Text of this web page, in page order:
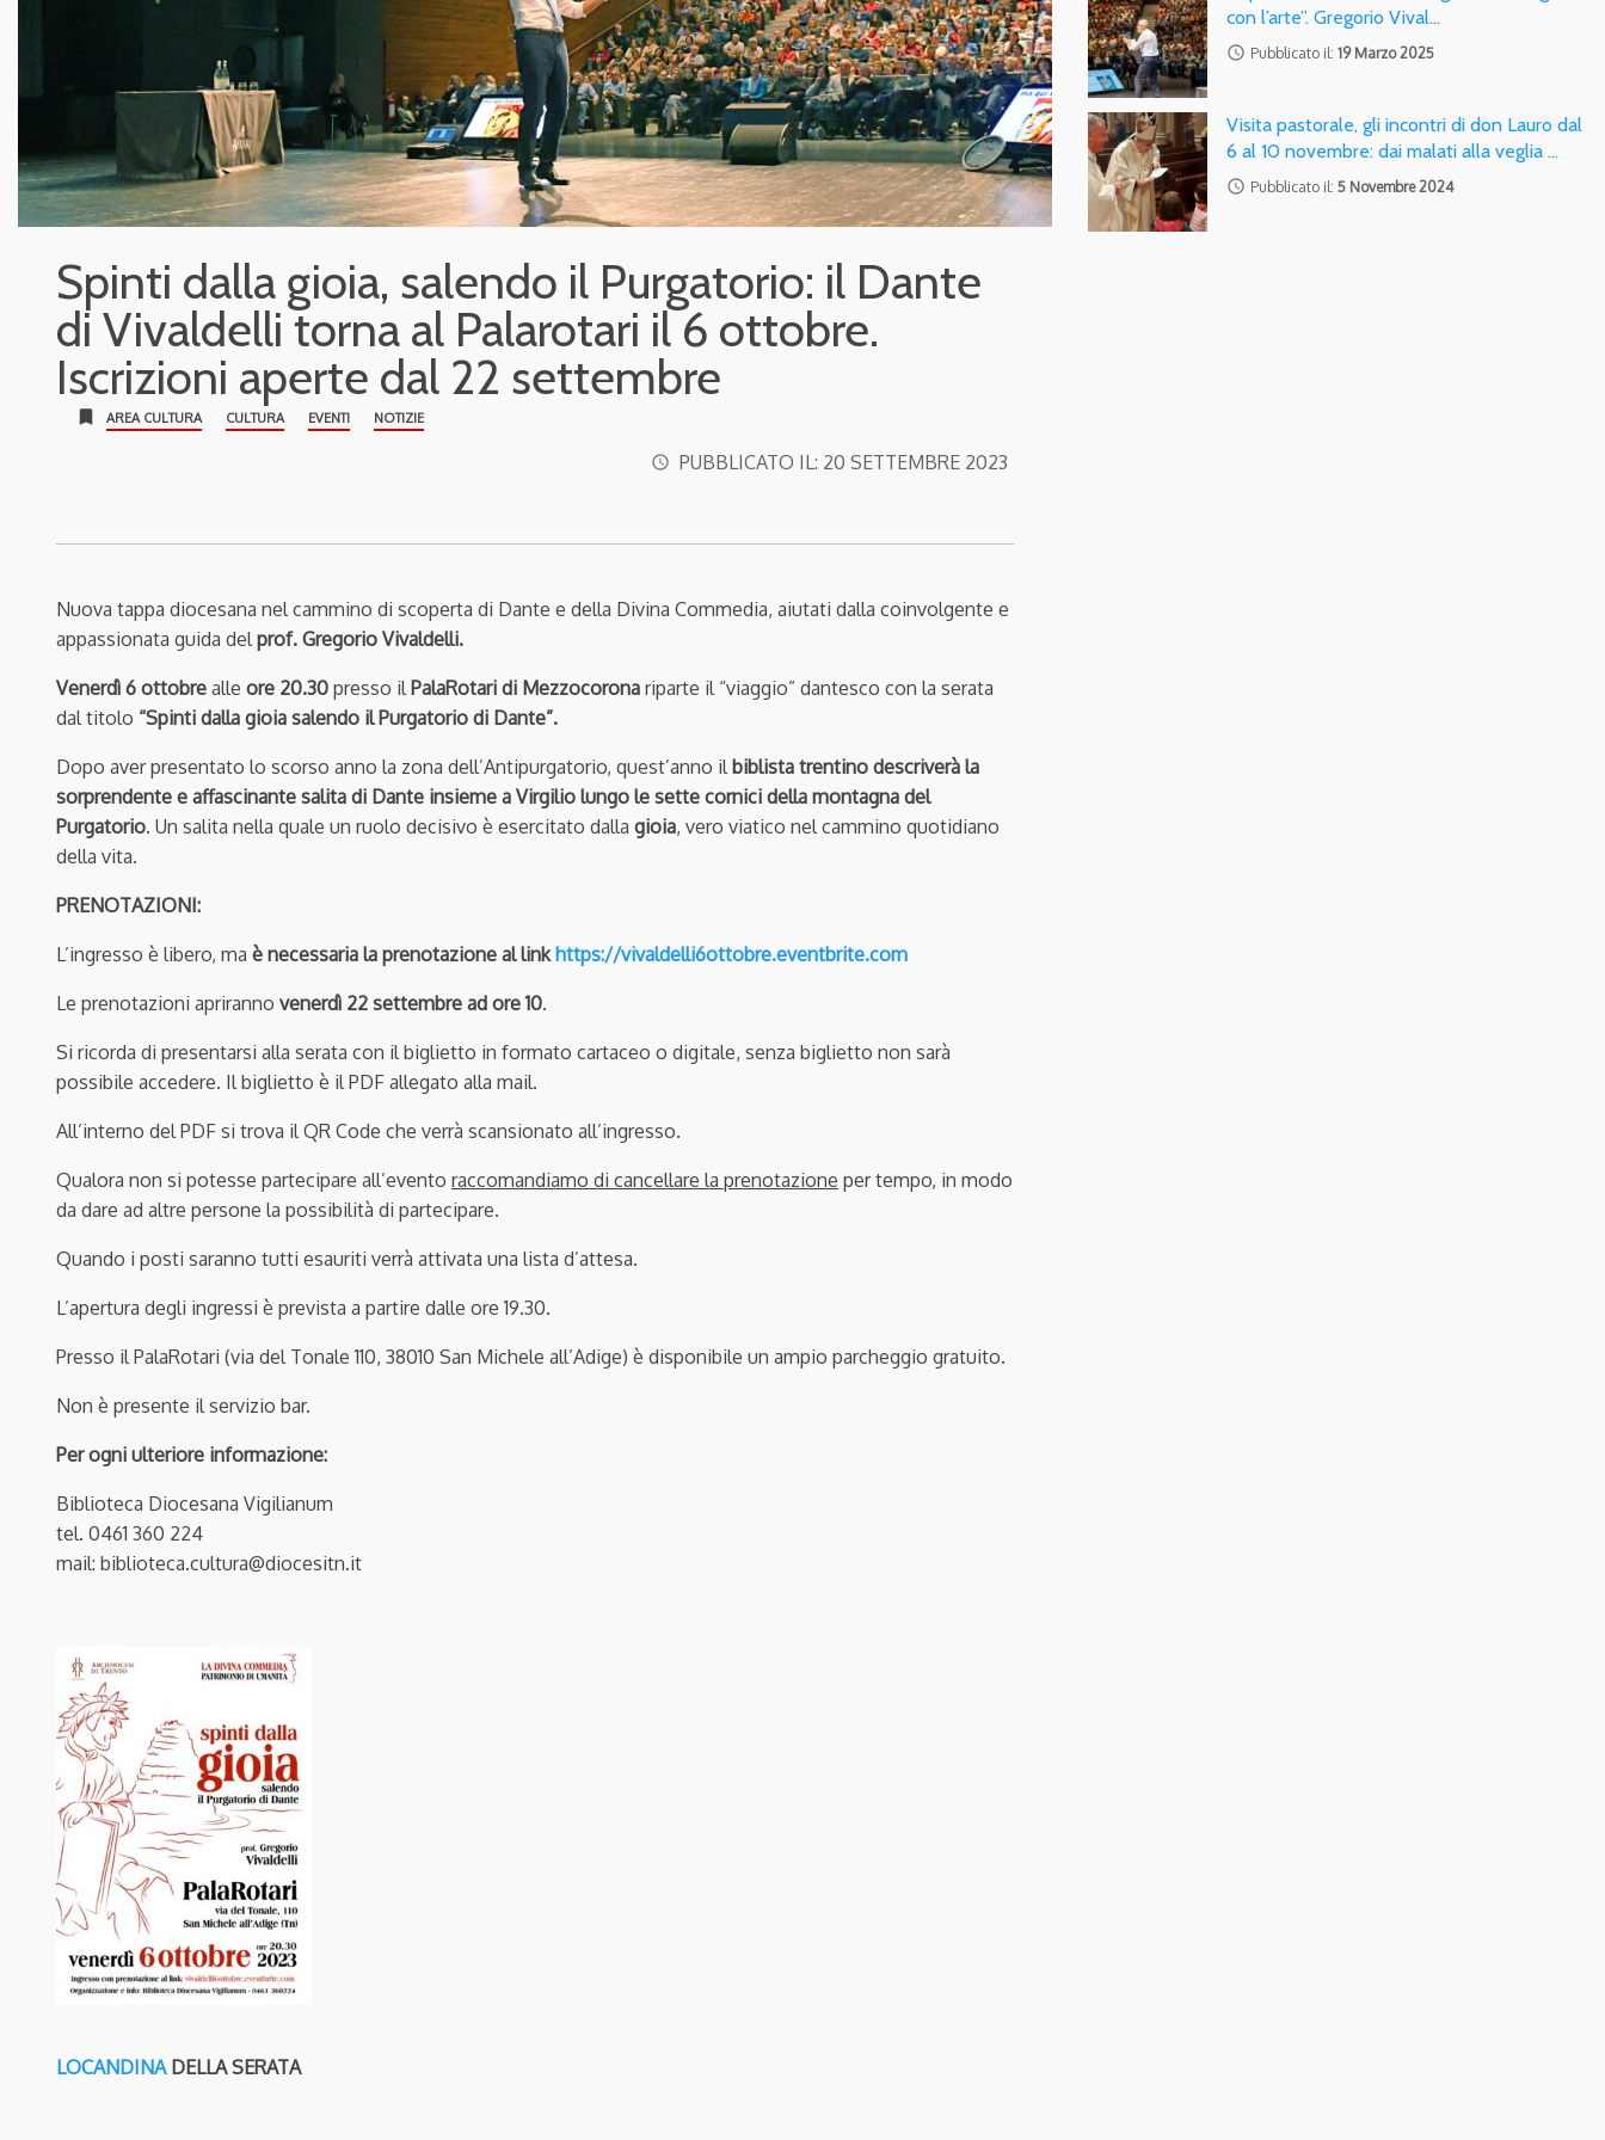
Spinti dalla gioia, salendo il Purgatorio: il Dante
di Vivaldelli torna al Palarotari il 6 ottobre.
Iscrizioni aperte dal 22 settembre
bookmark AREA CULTURA CULTURA EVENTI NOTIZIE
access_time PUBBLICATO IL: 20 SETTEMBRE 2023
Nuova tappa diocesana nel cammino di scoperta di Dante e della Divina Commedia, aiutati dalla coinvolgente e
appassionata guida delprof. Gregorio Vivaldelli.
Venerdì 6 ottobre alle ore 20.30 presso il PalaRotari di Mezzocorona riparte il “viaggio” dantesco con la serata
dal titolo “Spinti dalla gioia salendo il Purgatorio di Dante”.
Dopo aver presentato lo scorso anno la zona dell’Antipurgatorio, quest’anno il biblista trentino descriverà la
sorprendente e affascinante salita di Dante insieme a Virgilio lungo le sette cornici della montagna del
Purgatorio. Un salita nella quale un ruolo decisivo è esercitato dalla gioia, vero viatico nel cammino quotidiano
della vita.
PRENOTAZIONI:
L’ingresso è libero, ma è necessaria la prenotazione al link https://vivaldelli6ottobre.eventbrite.com
Le prenotazioni apriranno venerdì 22 settembre ad ore 10.
Si ricorda di presentarsi alla serata con il biglietto in formato cartaceo o digitale, senza biglietto non sarà
possibile accedere. Il biglietto è il PDF allegato alla mail.
All’interno del PDF si trova il QR Code che verrà scansionato all’ingresso.
Qualora non si potesse partecipare all’evento raccomandiamo di cancellare la prenotazione per tempo, in modo
da dare ad altre persone la possibilità di partecipare.
Quando i posti saranno tutti esauriti verrà attivata una lista d’attesa.
L’apertura degli ingressi è prevista a partire dalle ore 19.30.
Presso il PalaRotari (via del Tonale 110, 38010 San Michele all’Adige) è disponibile un ampio parcheggio gratuito.
Non è presente il servizio bar.
Per ogni ulteriore informazione:
Biblioteca Diocesana Vigilianum
tel. 0461 360 224
mail: biblioteca.cultura@diocesitn.it
LOCANDINADELLA SERATA
con l’arte”. Gregorio Vival…
access_time Pubblicato il:19 Marzo 2025
Visita pastorale, gli incontri di don Lauro dal
6 al 10 novembre: dai malati alla veglia …
access_time Pubblicato il:5 Novembre 2024